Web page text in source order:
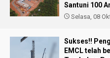
Santuni 100
Selasa, 08
Sukses!!
EMCL telah